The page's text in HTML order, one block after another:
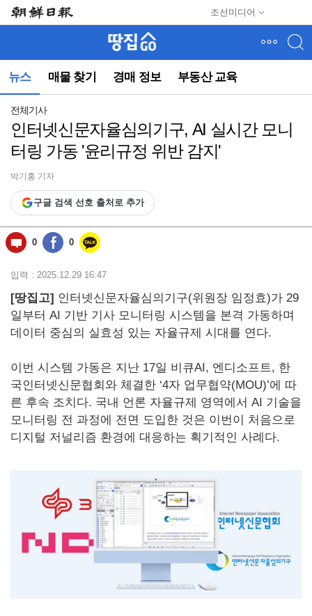
조선미디어
뉴스 매물 찾기 경매 정보 부동산 교육
뉴
(컨
동)
전체기사
인터넷신문자율심의기구, AI 실시간 모니
터링 가동 '윤리규정 위반 감지'
박기홍 기자
구글 검색 선호 출처로 추가
0 0
입력 : 2025.12.29 16:47
[땅집고] 인터넷신문자율심의기구(위원장 임정효)가 29
일부터 AI 기반 기사 모니터링 시스템을 본격 가동하며
데이터 중심의 실효성 있는 자율규제 시대를 연다.
이번 시스템 가동은 지난 17일 비큐AI, 엔디소프트, 한
국인터넷신문협회와 체결한 ‘4자 업무협약(MOU)’에 따
른 후속 조치다. 국내 언론 자율규제 영역에서 AI 기술을
모니터링 전 과정에 전면 도입한 것은 이번이 처음으로
디지털 저널리즘 환경에 대응하는 획기적인 사례다.